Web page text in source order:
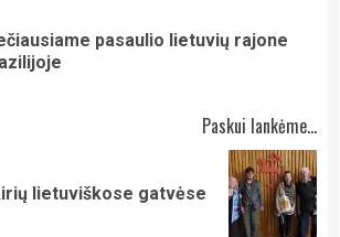
pasaulio lietuvių rajone
Paskui lankėme...
lietuviškose gatvėse